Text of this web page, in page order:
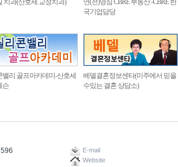
치과(산호세 교정치과)
연(전)영심 CBRE 부동산 -CBRE 한
국기업담당
밸리 골프아카데미-산호세
슨
베델결혼정보센타(미주에서 믿을
수있는 결혼 상담소)
E-mail
Website